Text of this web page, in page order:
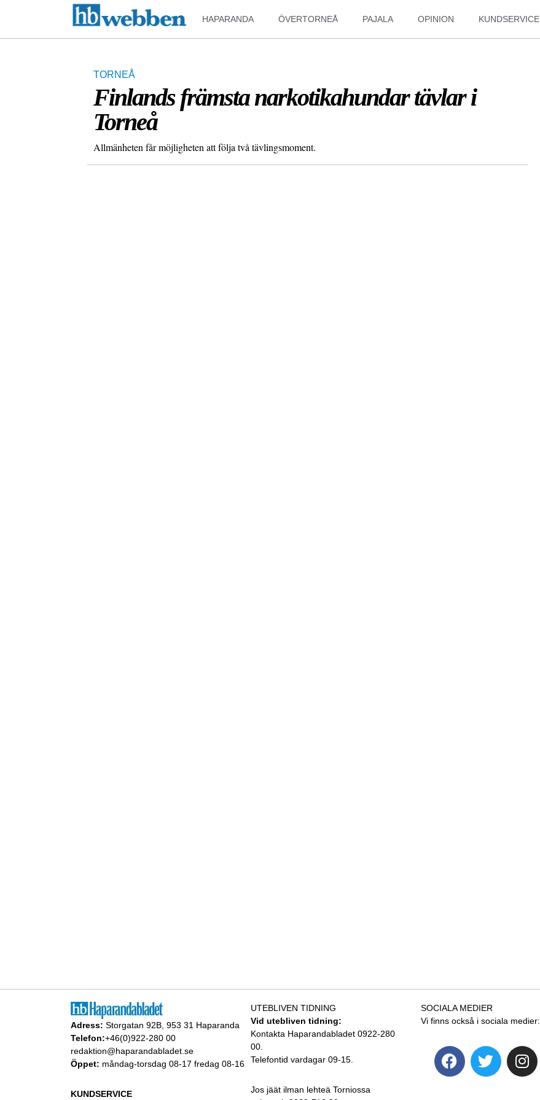
HAPARANDA ÖVERTORNEÅ PAJALA OPINION KUNDSERVICE
TORNEÅ
Finlands främsta narkotikahundar tävlar i
Torneå
Allmänheten får möjligheten att följa två tävlingsmoment.
Adress: Storgatan 92B, 953 31 Haparanda
Telefon:+46(0)922-280 00
redaktion@haparandabladet.se
Öppet: måndag-torsdag 08-17 fredag 08-16
KUNDSERVICE
UTEBLIVEN TIDNING
Vid utebliven tidning:
Kontakta Haparandabladet 0922-280
00.
Telefontid vardagar 09-15.
Jos jäät ilman lehteä Torniossa
SOCIALA MEDIER
Vi finns också i sociala medier: